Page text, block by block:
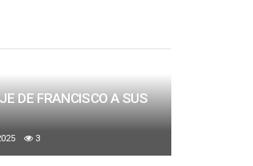
DE FRANCISCO A SUS
3